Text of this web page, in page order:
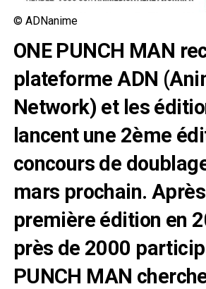
© ADNanime
ONE PUNCH MAN
plateforme ADN
Network) et les
lancent une 2ème
concours de
mars prochain.
première édition en
près de 2000
PUNCH MAN